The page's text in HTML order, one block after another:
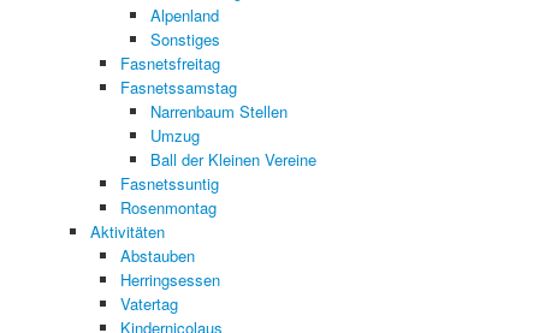
Alpenland
Sonstiges
Fasnetsfreitag
Fasnetssamstag
Narrenbaum Stellen
Umzug
Ball der Kleinen Vereine
Fasnetssuntig
Rosenmontag
Aktivitäten
Abstauben
Herringsessen
Vatertag
Kindernicolaus